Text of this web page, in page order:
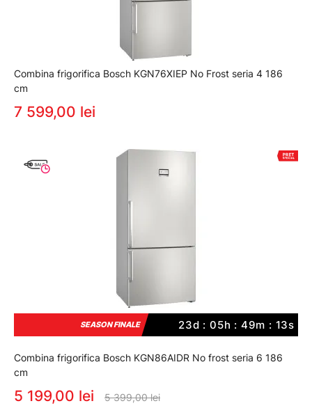
Combina frigorifica Bosch KGN76XIEP No Frost seria 4 186
cm
7 599,00 lei
SEASON FINALE 23d : 05h : 49m : 12s
Combina frigorifica Bosch KGN86AIDR No frost seria 6 186
cm
5 199,00 lei 5 399,00 lei